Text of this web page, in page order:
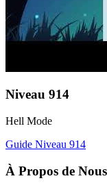
Niveau 914
Hell Mode
Guide Niveau 914
À Propos de Nous